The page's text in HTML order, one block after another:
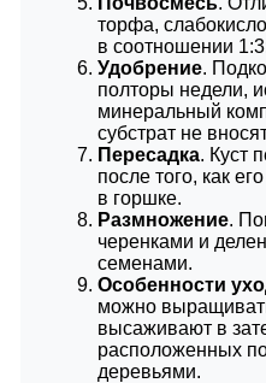
торфа,
в соотношении
Удобрение.
полторы недели,
минеральный
субстрат не
Пересадка. Куст
после того, как
в горшке.
Размножение.
черенками и
семенами.
Особенности
можно
высаживают в
расположенных
деревьями.